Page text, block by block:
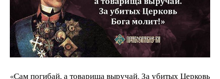
«Сам погибай, а товарища выручай. За убитых Церковь